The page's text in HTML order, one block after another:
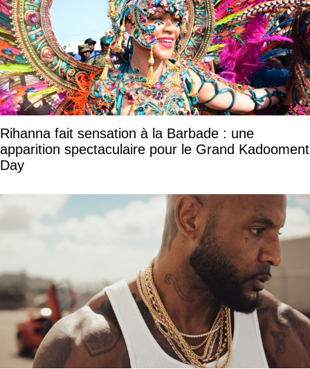
Rihanna fait sensation à la Barbade : une
apparition spectaculaire pour le Grand Kadooment
Day